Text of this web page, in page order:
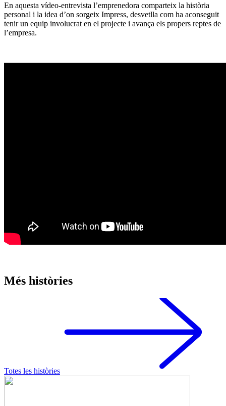
En aquesta vídeo-entrevista l’emprenedora comparteix la història
personal i la idea d’on sorgeix Impress, desvetlla com ha aconseguit
tenir un equip involucrat en el projecte i avança els propers reptes de
l’empresa.
Més històries
Totes les històries